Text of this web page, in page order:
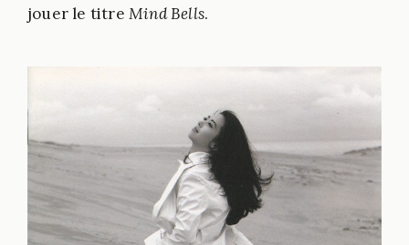
jouer le titre Mind Bells.